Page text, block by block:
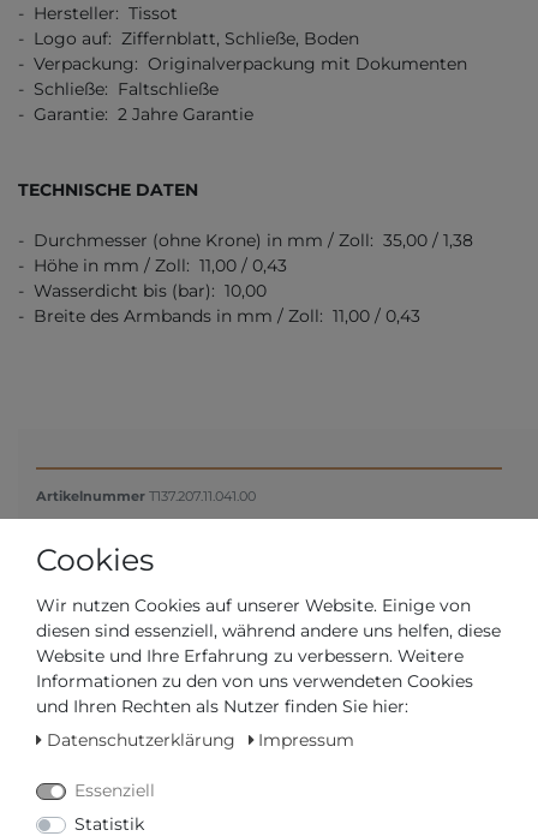
- Hersteller: Tissot
- Logo auf: Ziffernblatt, Schließe, Boden
- Verpackung: Originalverpackung mit Dokumenten
- Schließe: Faltschließe
- Garantie: 2 Jahre Garantie
TECHNISCHE DATEN
- Durchmesser (ohne Krone) in mm / Zoll: 35,00 / 1,38
- Höhe in mm / Zoll: 11,00 / 0,43
- Wasserdicht bis (bar): 10,00
- Breite des Armbands in mm / Zoll: 11,00 / 0,43
Artikelnummer T137.207.11.041.00
775,00 €
Inhalt1Stück
Cookies
Wir nutzen Cookies auf unserer Website. Einige von
diesen sind essenziell, während andere uns helfen, diese
Website und Ihre Erfahrung zu verbessern. Weitere
Informationen zu den von uns verwendeten Cookies
und Ihren Rechten als Nutzer finden Sie hier:
Datenschutzerklärung
Impressum
Essenziell
Statistik